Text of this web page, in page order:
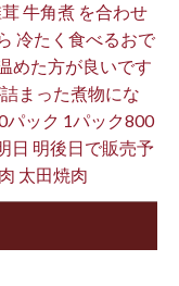
牛角煮 を合わせ
冷たく食べるおで
めた方が良いです
まった煮物にな
パック 1パック800
日 明後日で販売予
太田焼肉